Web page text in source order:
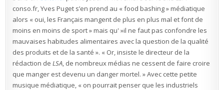
avant
la
censure…
conso.fr, Yves Puget s’en prend au « food bashing » médiatique
alors « oui, les Français mangent de plus en plus mal et font de
moins en moins de sport » mais qu' »il ne faut pas confondre les
mauvaises habitudes alimentaires avec la question de la qualité
des produits et de la santé ». « Or, insiste le directeur de la
rédaction deLSA, de nombreux médias ne cessent de faire croire
que manger est devenu un danger mortel. » Avec cette petite
musique médiatique, « on pourrait penser que les industriels